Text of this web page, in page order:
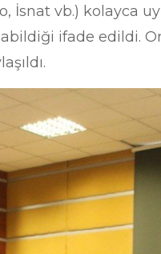
İsnat vb.) kolayca
ifade edildi.